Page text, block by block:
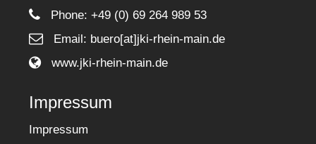
Phone:+49 (0) 69 264 989 53
Email: buero[at]jki-rhein-main.de
www.jki-rhein-main.de
Impressum
Impressum